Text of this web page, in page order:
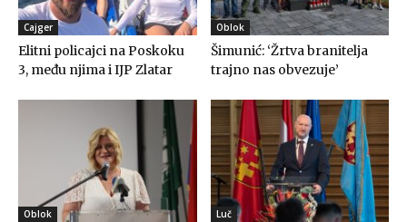
Cajger
Elitni policajci na Poskoku
3, među njima i IJP Zlatar
Oblok
Šimunić: ‘Žrtva branitelja
trajno nas obvezuje’
Oblok Luč